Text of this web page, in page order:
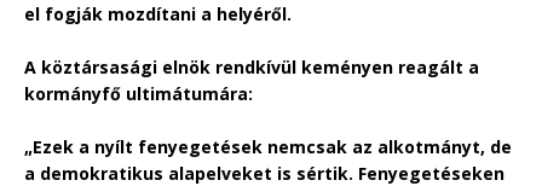
el fogják mozdítani a helyéről.
A köztársasági elnök rendkívül keményen reagált a
kormányfő ultimátumára:
„Ezek a nyílt fenyegetések nemcsak az alkotmányt, de
a demokratikus alapelveket is sértik. Fenyegetéseken